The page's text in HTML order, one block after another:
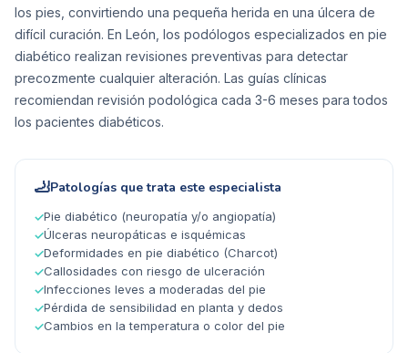
los pies, convirtiendo una pequeña herida en una úlcera de
difícil curación. En León, los podólogos especializados en pie
diabético realizan revisiones preventivas para detectar
precozmente cualquier alteración. Las guías clínicas
recomiendan revisión podológica cada 3-6 meses para todos
los pacientes diabéticos.
🦶Patologías que trata este especialista
✓Pie diabético (neuropatía y/o angiopatía)
✓Úlceras neuropáticas e isquémicas
✓Deformidades en pie diabético (Charcot)
✓Callosidades con riesgo de ulceración
✓Infecciones leves a moderadas del pie
✓Pérdida de sensibilidad en planta y dedos
✓Cambios en la temperatura o color del pie